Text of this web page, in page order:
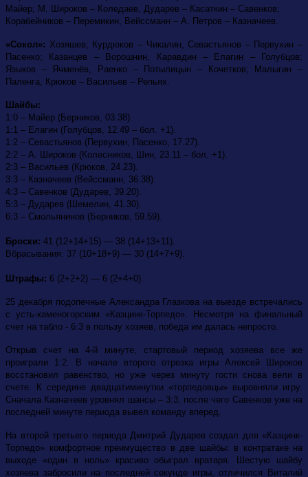
Майер; М. Широков – Коледаев, Дударев – Касаткин – Савенков;
Корабейников – Перемикин, Вейссманн – А. Петров – Казначеев.
«Сокол»: Хозяшев; Курдюков – Чикалин, Севастьянов – Первухин –
Пасенко; Казанцев – Ворошнин, Каравдин – Елагин – Голубцов;
Языков – Ячменёв, Раенко – Потылицын – Кочетков; Малыгин –
Паленга, Крюков – Васильев – Репьях.
Шайбы:
1:0 – Майер (Берников, 03.38).
1:1 – Елагин (Голубцов, 12.49 – бол. +1).
1:2 – Севастьянов (Первухин, Пасенко, 17.27).
2:2 – А. Широков (Колесников, Шин, 23.11 – бол. +1).
2:3 – Васильев (Крюков, 24.23).
3:3 – Казначеев (Вейссманн, 36.38).
4:3 – Савенков (Дударев, 39.20).
5:3 – Дударев (Шемелин, 41.30).
6:3 – Смольянинов (Берников, 59.59).
Броски: 41 (12+14+15) — 38 (14+13+11).
Вбрасывания: 37 (10+18+9) — 30 (14+7+9).
Штрафы: 6 (2+2+2) — 6 (2+4+0).
25 декабря подопечные Александра Глазкова на выезде встречались
с усть-каменогорским «Казцинк-Торпедо». Несмотря на финальный
счет на табло - 6:3 в пользу хозяев, победа им далась непросто.
Открыв счет на 4-й минуте, стартовый период хозяева все же
проиграли 1:2. В начале второго отрезка игры Алексей Широков
восстановил равенство, но уже через минуту гости снова вели в
счете. К середине двадцатиминутки «торпедовцы» выровняли игру.
Сначала Казначеев уровнял шансы – 3:3, после чего Савенков уже на
последней минуте периода вывел команду вперед.
На второй третьего периода Дмитрий Дударев создал для «Казцинк-
Торпедо» комфортное преимущество в две шайбы: в контратаке на
выходе «один в ноль» красиво обыграл вратаря. Шестую шайбу
хозяева забросили на последней секунде игры, отличился Виталий